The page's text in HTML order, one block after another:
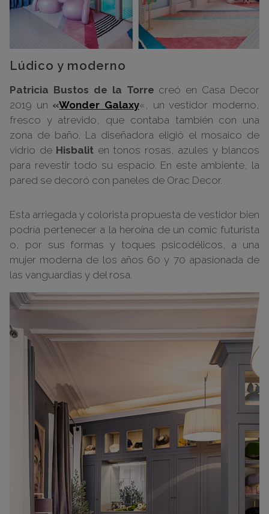
Lúdico y moderno
Patricia Bustos de la Torre creó en Casa Decor
2019 un «Wonder Galaxy«, un vestidor moderno,
fresco y atrevido, que contaba también con una
zona de baño. La diseñadora eligió el mosaico de
vidrio de Hisbalit en tonos rosas, azules y blancos
para revestir todo su espacio. En este ambiente, la
pared se decoró con paneles de Orac Decor.
Esta arriegada y colorista propuesta de vestidor bien
podría pertenecer a la heroína de un comic futurista
o, por sus formas y toques psicodélicos, a una
mujer moderna de los años 60 y 70 apasionada de
las vanguardias y del rosa.